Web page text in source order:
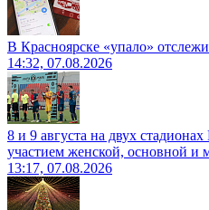
В Красноярске «упало»
14:32, 07.08.2026
8 и 9 августа на двух
участием женской, основной и
13:17, 07.08.2026